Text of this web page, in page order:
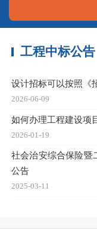
工程中标公告
设计招标可以按照《
2026-06-09
如何办理工程建设项
2026-01-19
社会治安综合保险暨
公告
2025-03-11